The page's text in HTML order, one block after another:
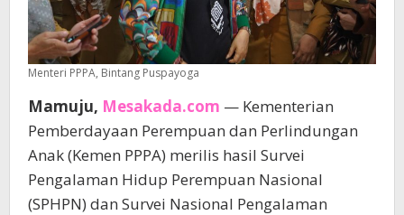
Menteri PPPA, Bintang Puspayoga
Mamuju, Mesakada.com — Kementerian
Pemberdayaan Perempuan dan Perlindungan
Anak (Kemen PPPA) merilis hasil Survei
Pengalaman Hidup Perempuan Nasional
(SPHPN) dan Survei Nasional Pengalaman